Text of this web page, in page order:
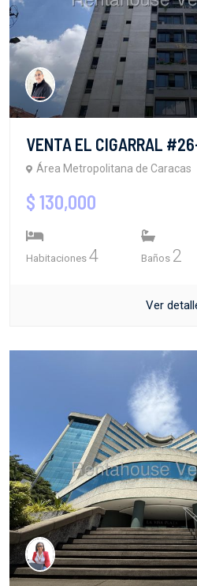
VENTA EL CIGARRAL
Área Metropolitana de Caracas
$ 130,000
Habitaciones 4 Baños 2
Ver